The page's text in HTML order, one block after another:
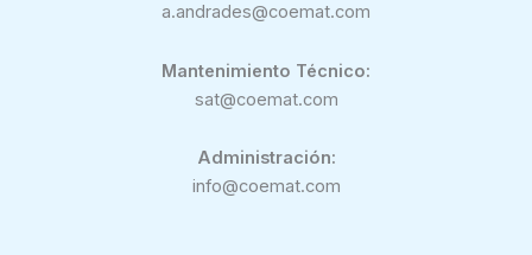
a.andrades@coemat.com
Mantenimiento Técnico:
sat@coemat.com
Administración:
info@coemat.com